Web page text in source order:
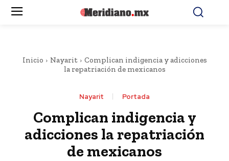
Inicio Nayarit
Complican indigencia y adicciones
la repatriación de mexicanos
Nayarit Portada
Complican indigencia y
adicciones la repatriación
de mexicanos